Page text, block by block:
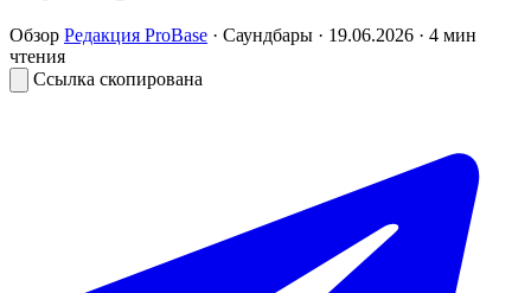
Обзор Редакция ProBase · Саундбары · 19.06.2026 · 4 мин
чтения
Ссылка скопирована